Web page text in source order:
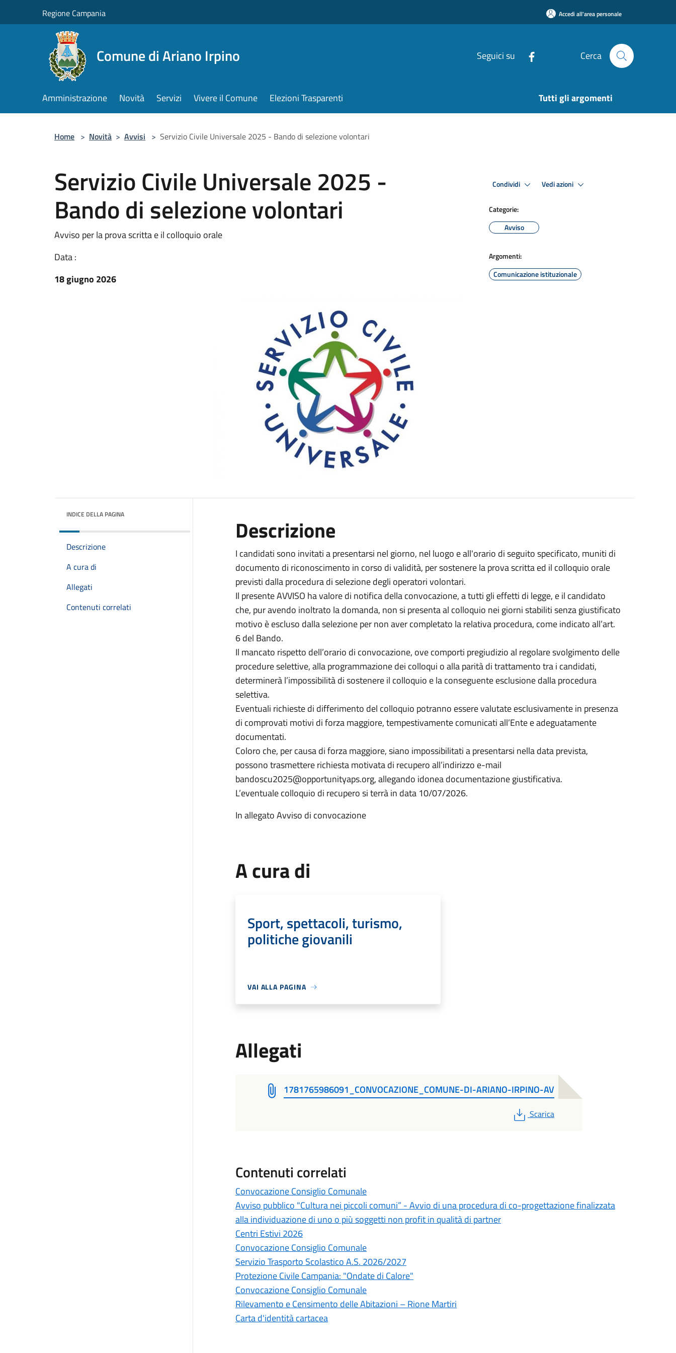
Regione Campania Accedi all'area personale
Comune di Ariano Irpino Seguici su Cerca
Amministrazione Novità Servizi Vivere il Comune Elezioni Trasparenti Tutti gli argomenti
Home > Novità > Avvisi > Servizio Civile Universale 2025 - Bando di selezione volontari
Servizio Civile Universale 2025 -
Bando di selezione volontari
Avviso per la prova scritta e il colloquio orale
Data :
18 giugno 2026
Condividi Vedi azioni
Categorie:
Avviso
Argomenti:
Comunicazione istituzionale
INDICE DELLA PAGINA
Descrizione
A cura di
Allegati
Contenuti correlati
Descrizione
I candidati sono invitati a presentarsi nel giorno, nel luogo e all'orario di seguito specificato, muniti di
documento di riconoscimento in corso di validità, per sostenere la prova scritta ed il colloquio orale
previsti dalla procedura di selezione degli operatori volontari.
Il presente AVVISO ha valore di notifica della convocazione, a tutti gli effetti di legge, e il candidato
che, pur avendo inoltrato la domanda, non si presenta al colloquio nei giorni stabiliti senza giustificato
motivo è escluso dalla selezione per non aver completato la relativa procedura, come indicato all’art.
6 del Bando.
Il mancato rispetto dell’orario di convocazione, ove comporti pregiudizio al regolare svolgimento delle
procedure selettive, alla programmazione dei colloqui o alla parità di trattamento tra i candidati,
determinerà l’impossibilità di sostenere il colloquio e la conseguente esclusione dalla procedura
selettiva.
Eventuali richieste di differimento del colloquio potranno essere valutate esclusivamente in presenza
di comprovati motivi di forza maggiore, tempestivamente comunicati all’Ente e adeguatamente
documentati.
Coloro che, per causa di forza maggiore, siano impossibilitati a presentarsi nella data prevista,
possono trasmettere richiesta motivata di recupero all’indirizzo e-mail
bandoscu2025@opportunityaps.org, allegando idonea documentazione giustificativa.
L’eventuale colloquio di recupero si terrà in data 10/07/2026.
In allegato Avviso di convocazione
A cura di
Sport, spettacoli, turismo,
politiche giovanili
VAI ALLA PAGINA
Allegati
1781765986091_CONVOCAZIONE_COMUNE-DI-ARIANO-IRPINO-AV
PDF
Scarica
Contenuti correlati
Convocazione Consiglio Comunale
Avviso pubblico "Cultura nei piccoli comuni” - Avvio di una procedura di co-progettazione finalizzata
alla individuazione di uno o più soggetti non profit in qualità di partner
Centri Estivi 2026
Convocazione Consiglio Comunale
Servizio Trasporto Scolastico A.S. 2026/2027
Protezione Civile Campania: "Ondate di Calore"
Convocazione Consiglio Comunale
Rilevamento e Censimento delle Abitazioni – Rione Martiri
Carta d'identità cartacea